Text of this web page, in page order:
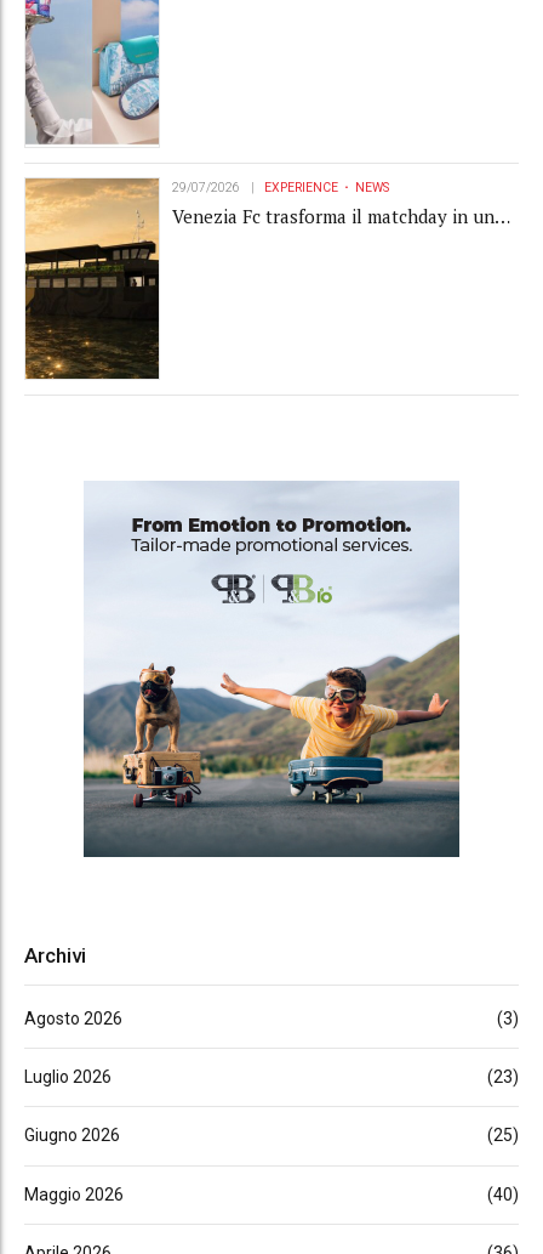
29/07/2026 EXPERIENCE NEWS
Venezia Fc trasforma il matchday in una
Archivi
Agosto 2026 (3)
Luglio 2026 (23)
Giugno 2026 (25)
Maggio 2026 (40)